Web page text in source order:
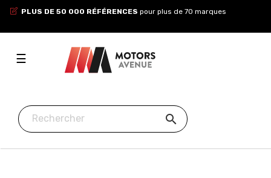
PLUS DE 50 000 RÉFÉRENCES pour plus de 70 marques
Toggle
navigation
☰
